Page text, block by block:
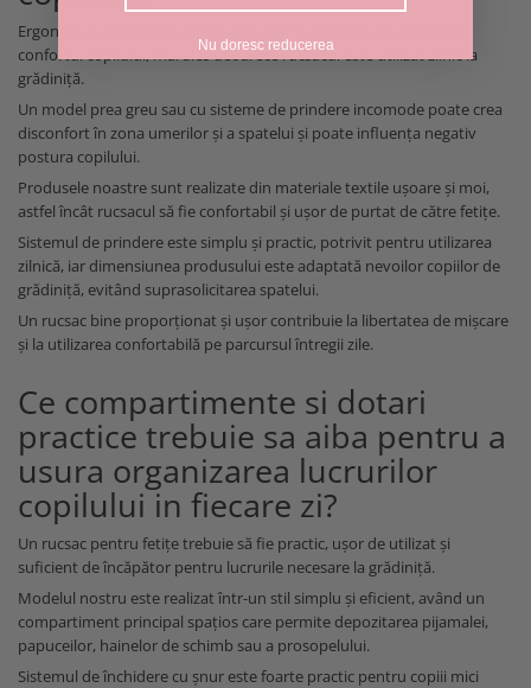
Ergonomia este foarte importantă pentru dezvoltarea corectă și
confortul copilului, mai ales deoarece rucsacul este utilizat zilnic la
grădiniță.
Un model prea greu sau cu sisteme de prindere incomode poate crea
disconfort în zona umerilor și a spatelui și poate influența negativ
postura copilului.
Produsele noastre sunt realizate din materiale textile ușoare și moi,
astfel încât rucsacul să fie confortabil și ușor de purtat de către fetițe.
Sistemul de prindere este simplu și practic, potrivit pentru utilizarea
zilnică, iar dimensiunea produsului este adaptată nevoilor copiilor de
grădiniță, evitând suprasolicitarea spatelui.
Un rucsac bine proporționat și ușor contribuie la libertatea de mișcare
și la utilizarea confortabilă pe parcursul întregii zile.
Ce compartimente si dotari
practice trebuie sa aiba pentru a
usura organizarea lucrurilor
copilului in fiecare zi?
Un rucsac pentru fetițe trebuie să fie practic, ușor de utilizat și
suficient de încăpător pentru lucrurile necesare la grădiniță.
Modelul nostru este realizat într-un stil simplu și eficient, având un
compartiment principal spațios care permite depozitarea pijamalei,
papuceilor, hainelor de schimb sau a prosopelului.
Sistemul de închidere cu șnur este foarte practic pentru copiii mici
Nu doresc reducerea